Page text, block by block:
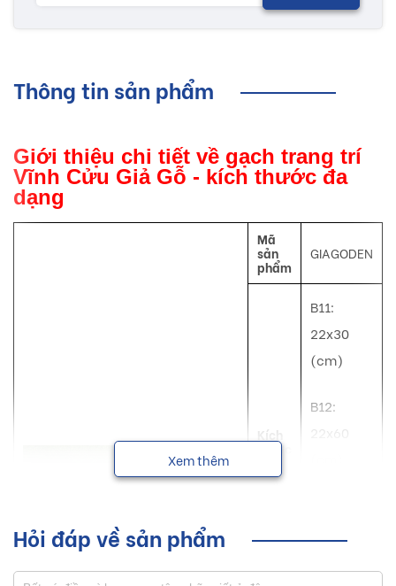
Thông tin sản phẩm
Giới thiệu chi tiết về gạch trang trí
Vĩnh Cửu Giả Gỗ - kích thước đa
dạng
Mã
sản
phẩm
GIAGODEN
Kích
thước
B11:
22x30
(cm)
B12:
22x60
Xem thêm
Hỏi đáp về sản phẩm